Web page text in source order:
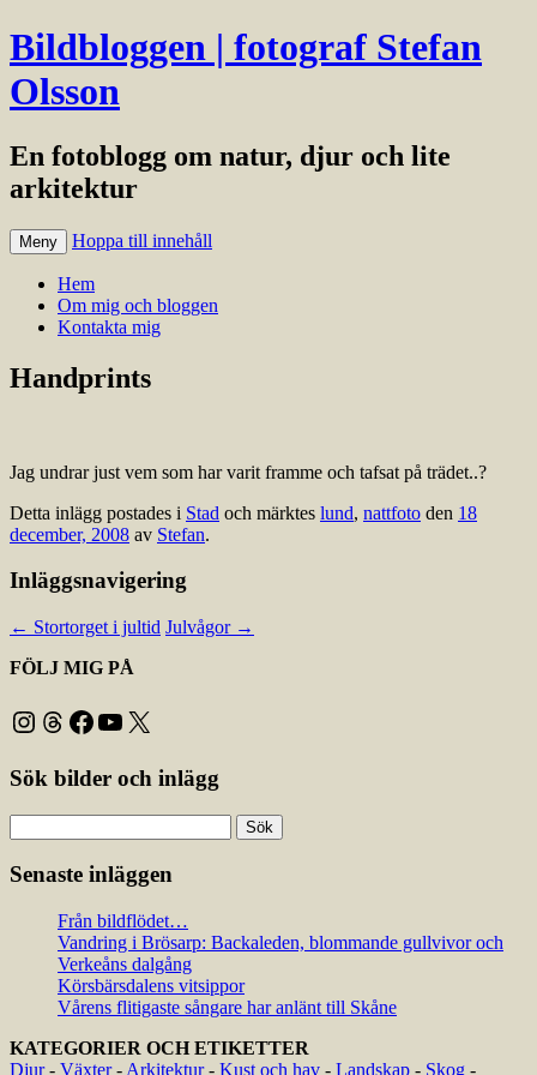
Bildbloggen | fotograf Stefan
Olsson
En fotoblogg om natur, djur och lite
arkitektur
Meny Hoppa till innehåll
Hem
Om mig och bloggen
Kontakta mig
Handprints
Jag undrar just vem som har varit framme och tafsat på trädet..?
Detta inlägg postades i Stad och märktes lund, nattfoto den 18
december, 2008 av Stefan.
Inläggsnavigering
← Stortorget i jultid Julvågor →
FÖLJ MIG PÅ
Instagram
Threads
Facebook
YouTube
X
Sök bilder och inlägg
efter:
Senaste inläggen
Från bildflödet…
Vandring i Brösarp: Backaleden, blommande gullvivor och
Verkeåns dalgång
Körsbärsdalens vitsippor
Vårens flitigaste sångare har anlänt till Skåne
KATEGORIER OCH ETIKETTER
Djur- Växter- Arkitektur- Kust och hav - Landskap - Skog -